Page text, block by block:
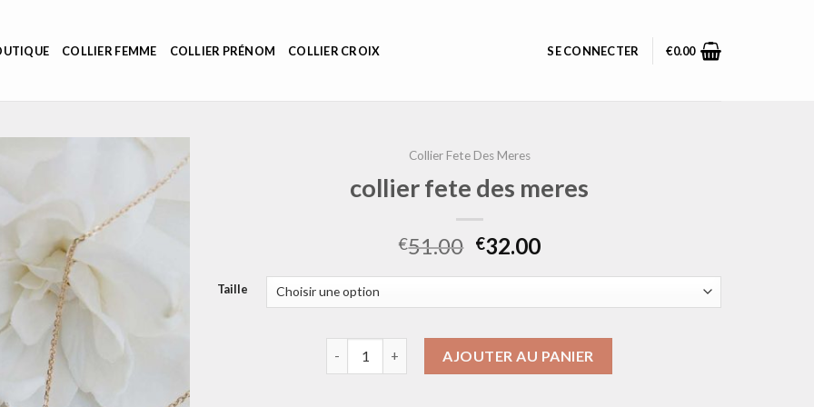
COLLIER FEMME COLLIER PRÉNOM COLLIER CROIX SE CONNECTER €0.00
Collier Fete Des Meres
collier fete des meres
€51.00 €32.00
Taille
AJOUTER AU PANIER